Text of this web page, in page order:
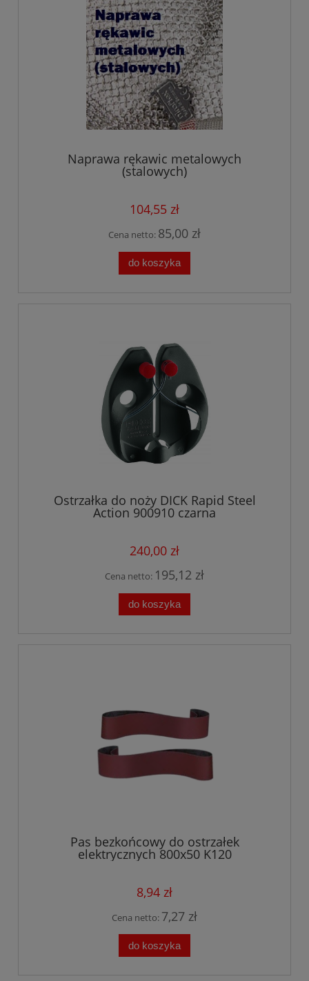
Naprawa rękawic metalowych
(stalowych)
104,55 zł
Cena netto: 85,00 zł
do koszyka
Ostrzałka do noży DICK Rapid Steel
Action 900910 czarna
240,00 zł
Cena netto: 195,12 zł
do koszyka
Pas bezkońcowy do ostrzałek
elektrycznych 800x50 K120
8,94 zł
Cena netto: 7,27 zł
do koszyka